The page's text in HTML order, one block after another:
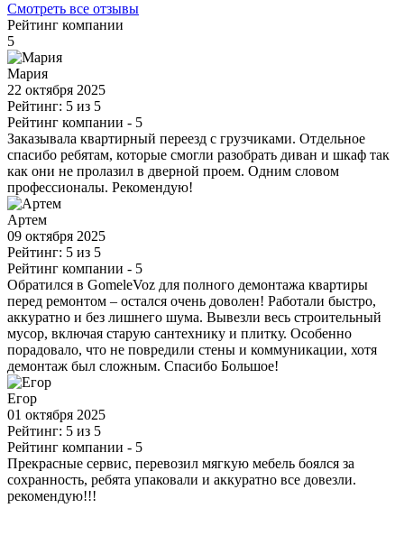
Смотреть все отзывы
Рейтинг компании
5
Мария
22 октября 2025
Рейтинг: 5 из 5
Рейтинг компании - 5
Заказывала квартирный переезд с грузчиками. Отдельное
спасибо ребятам, которые смогли разобрать диван и шкаф так
как они не пролазил в дверной проем. Одним словом
профессионалы. Рекомендую!
Артем
09 октября 2025
Рейтинг: 5 из 5
Рейтинг компании - 5
Обратился в GomeleVoz для полного демонтажа квартиры
перед ремонтом – остался очень доволен! Работали быстро,
аккуратно и без лишнего шума. Вывезли весь строительный
мусор, включая старую сантехнику и плитку. Особенно
порадовало, что не повредили стены и коммуникации, хотя
демонтаж был сложным. Спасибо Большое!
Егор
01 октября 2025
Рейтинг: 5 из 5
Рейтинг компании - 5
Прекрасные сервис, перевозил мягкую мебель боялся за
сохранность, ребята упаковали и аккуратно все довезли.
рекомендую!!!